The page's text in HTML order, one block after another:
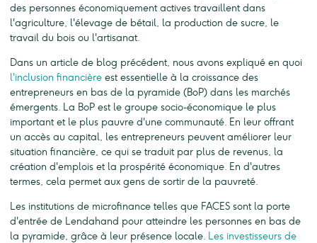
des personnes économiquement actives travaillent dans
l'agriculture, l'élevage de bétail, la production de sucre, le
travail du bois ou l'artisanat.
Dans un article de blog précédent, nous avons expliqué en quoi
l'inclusion financière est essentielle à la croissance des
entrepreneurs en bas de la pyramide (BoP) dans les marchés
émergents. La BoP est le groupe socio-économique le plus
important et le plus pauvre d'une communauté. En leur offrant
un accès au capital, les entrepreneurs peuvent améliorer leur
situation financière, ce qui se traduit par plus de revenus, la
création d'emplois et la prospérité économique. En d'autres
termes, cela permet aux gens de sortir de la pauvreté.
Les institutions de microfinance telles que FACES sont la porte
d'entrée de Lendahand pour atteindre les personnes en bas de
la pyramide, grâce à leur présence locale. Les investisseurs de